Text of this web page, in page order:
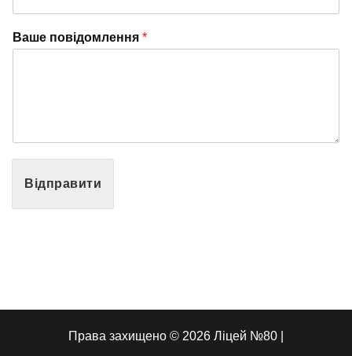
Ваше повідомлення *
Відправити
Права захищено © 2026 Ліцей №80 |